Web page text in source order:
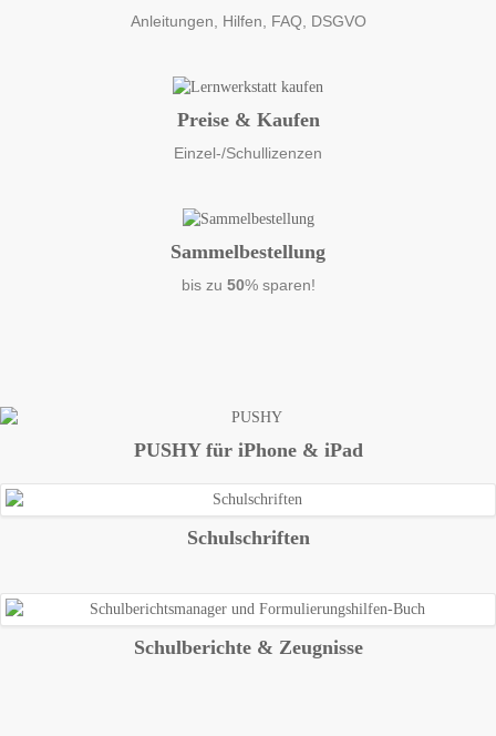
Anleitungen, Hilfen, FAQ, DSGVO
Preise & Kaufen
Einzel-/Schullizenzen
Sammelbestellung
bis zu 50% sparen!
PUSHY für iPhone & iPad
Schulschriften
Schulberichte & Zeugnisse